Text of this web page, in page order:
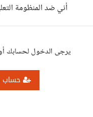
أني ضد المنظومة
يرجى الدخول لحسابك
حساب